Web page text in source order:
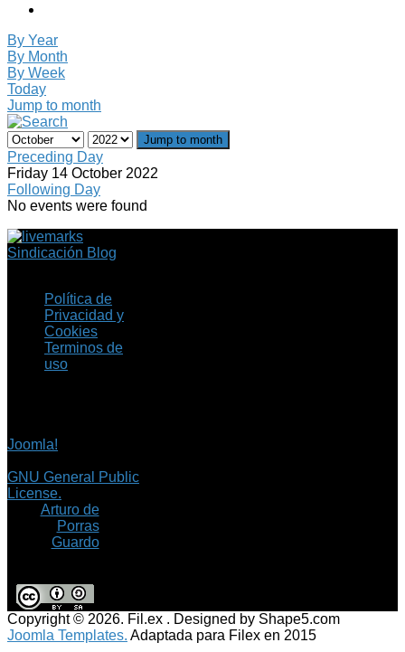
By Year
By Month
By Week
Today
Jump to month
Jump to month
Preceding Day
Friday 14 October 2022
Following Day
No events were found
Sindicación Blog
Política de
Privacidad y
Cookies
Terminos de
uso
Joomla!
GNU General Public
License.
Arturo de
Porras
Guardo
Copyright © 2026. Fil.ex . Designed by Shape5.com
Joomla Templates. Adaptada para Filex en 2015